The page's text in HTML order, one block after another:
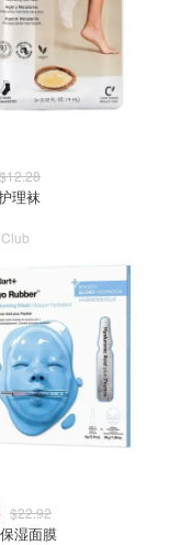
$12.28
理袜
$22.92
湿面膜